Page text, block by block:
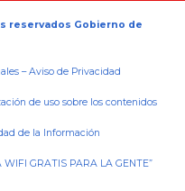
reservados Gobierno de
–Aviso de Privacidad
de uso sobre los contenidos
de la Información
GRATIS PARA LA GENTE”